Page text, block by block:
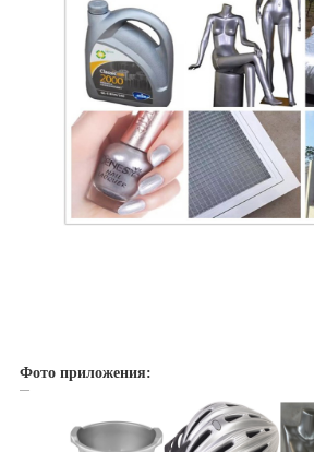
Фото приложения: